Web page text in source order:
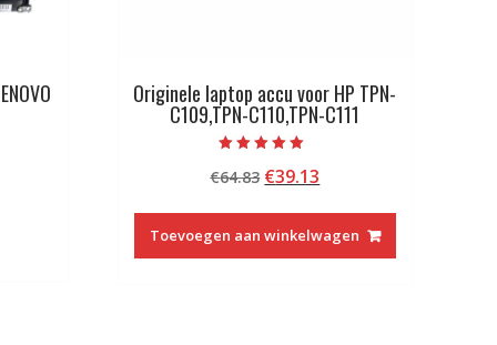
Originele laptop accu voor HP TPN-
C109,TPN-C110,TPN-C111
5.00
van 5
€64.83 Oorspronkelijke
was:
€64.83.
€39.13
€39.13.
Toevoegen aan winkelwagen